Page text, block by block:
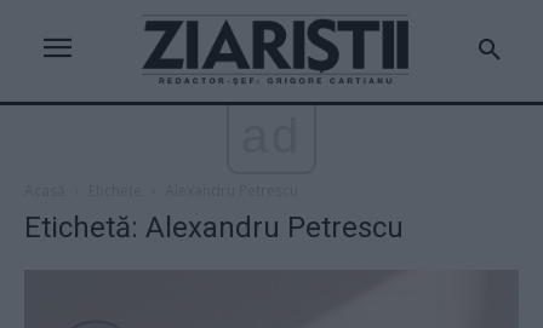
Etichetă: Alexandru Petrescu